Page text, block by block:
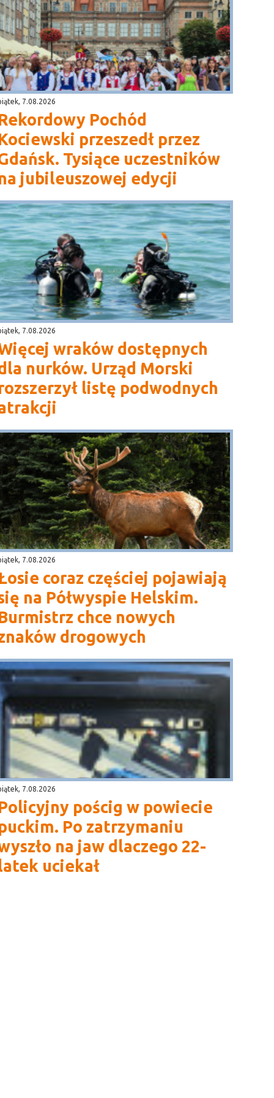
7.08.2026
Pochód
przeszedł przez
Tysiące uczestników
jubileuszowej edycji
7.08.2026
wraków dostępnych
nurków. Urząd Morski
listę podwodnych
7.08.2026
coraz częściej pojawiają
na Półwyspie Helskim.
chce nowych
drogowych
7.08.2026
pościg w powiecie
Po zatrzymaniu
na jaw dlaczego 22-
uciekał